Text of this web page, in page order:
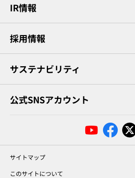
IR情報
採用情報
サステナビリティ
公式SNSアカウント
サイトマップ
このサイトについて